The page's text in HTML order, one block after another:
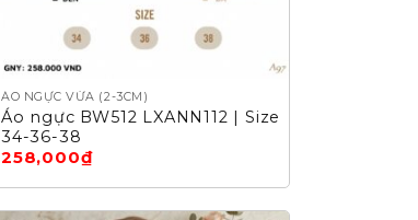
ÁO NGỰC VỪA (2-3CM)
Áo ngực BW512 LXANN112 | Size
34-36-38
258,000₫